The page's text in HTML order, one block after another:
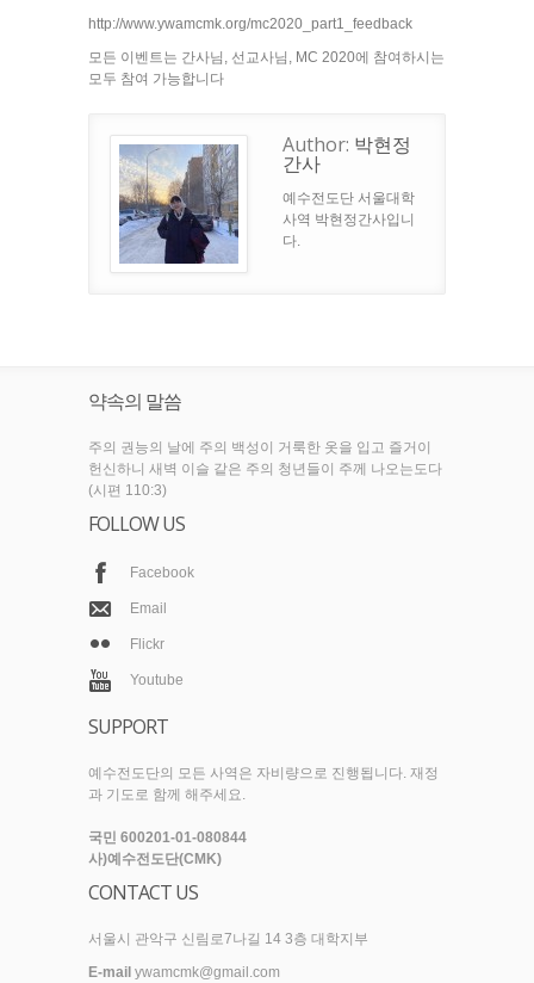
http://www.ywamcmk.org/mc2020_part1_feedback
모든 이벤트는 간사님, 선교사님, MC 2020에 참여하시는
모두 참여 가능합니다
Author: 박현정
간사
예수전도단 서울대학
사역 박현정간사입니
다.
약속의 말씀
주의 권능의 날에 주의 백성이 거룩한 옷을 입고 즐거이
헌신하니 새벽 이슬 같은 주의 청년들이 주께 나오는도다
(시편 110:3)
FOLLOW US
Facebook
Email
Flickr
Youtube
SUPPORT
예수전도단의 모든 사역은 자비량으로 진행됩니다. 재정
과 기도로 함께 해주세요.
국민 600201-01-080844
사)예수전도단(CMK)
CONTACT US
서울시 관악구 신림로7나길 14 3층 대학지부
E-mail ywamcmk@gmail.com